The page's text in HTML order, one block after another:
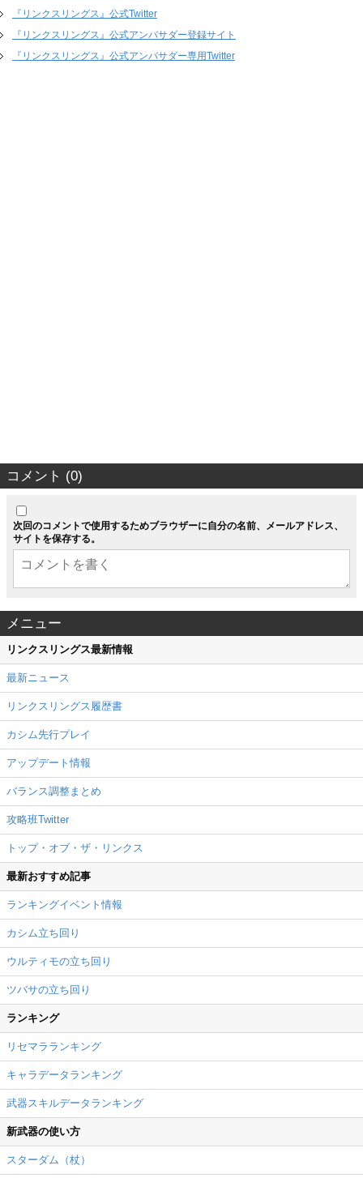
『リンクスリングス』公式Twitter
『リンクスリングス』公式アンバサダー登録サイト
『リンクスリングス』公式アンバサダー専用Twitter
コメント (0)
次回のコメントで使用するためブラウザーに自分の名前、メールアドレス、
サイトを保存する。
メニュー
リンクスリングス最新情報
最新ニュース
リンクスリングス履歴書
カシム先行プレイ
アップデート情報
バランス調整まとめ
攻略班Twitter
トップ・オブ・ザ・リンクス
最新おすすめ記事
ランキングイベント情報
カシム立ち回り
ウルティモの立ち回り
ツバサの立ち回り
ランキング
リセマラランキング
キャラデータランキング
武器スキルデータランキング
新武器の使い方
スターダム（杖）